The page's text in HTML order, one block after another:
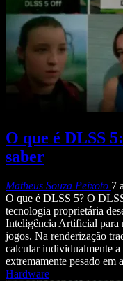
O que é DLSS
saber
Matheus Souza Peixoto 7
O que é DLSS 5? O
tecnologia proprietária
Inteligência Artificial para
jogos. Na renderização
calcular individualmente a
extremamente pesado
Hardware